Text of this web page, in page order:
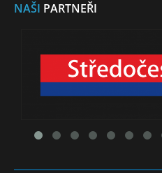
NAŠI PARTNEŘI